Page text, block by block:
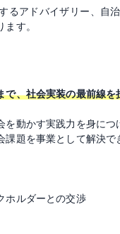
るアドバイザリー、
す。
、社会実装の最前線
動かす実践力を身につ
題を事業として解決で
ホルダーとの交渉